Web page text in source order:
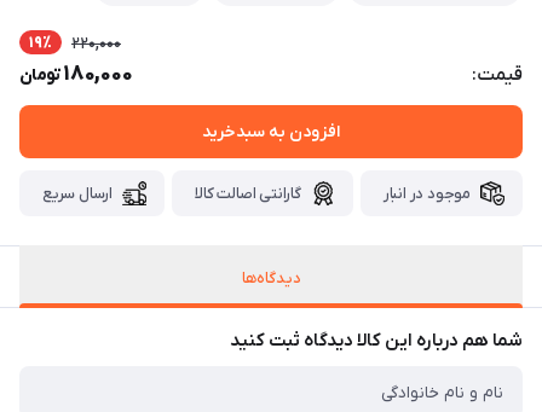
قیمت:
220,000 19٪
180,000تومان
افزودن به سبدخرید
موجود در انبار گارانتی اصالت کالا ارسال سریع
دیدگاه‌ها
شما هم درباره این کالا دیدگاه ثبت کنید